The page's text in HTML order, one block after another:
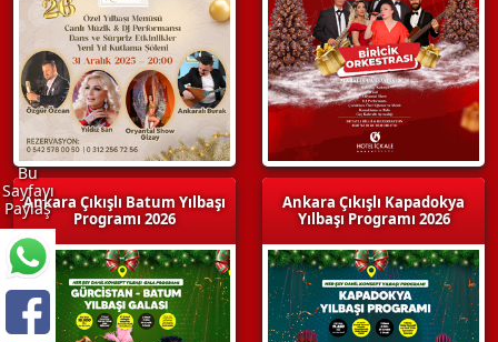
Ankara Çıkışlı Batum Yılbaşı
Programı 2026
Ankara Çıkışlı Kapadokya
Yılbaşı Programı 2026
Bu
Sayfayı
Paylaş